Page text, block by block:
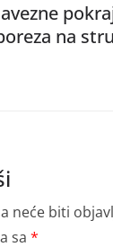
na
neće biti
sa *